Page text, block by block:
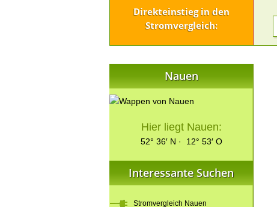
Direkteinstieg in den
Stromvergleich:
Nauen
Hier liegt Nauen:
52° 36′ N · 12° 53′ O
Interessante Suchen
Stromvergleich Nauen